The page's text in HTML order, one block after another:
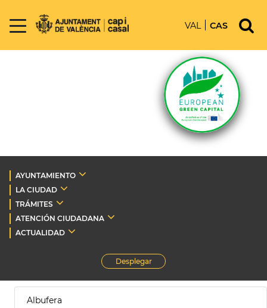
VAL CAS
AYUNTAMIENTO
LA CIUDAD
TRÁMITES
ATENCIÓN CIUDADANA
ACTUALIDAD
Desplegar
Albufera